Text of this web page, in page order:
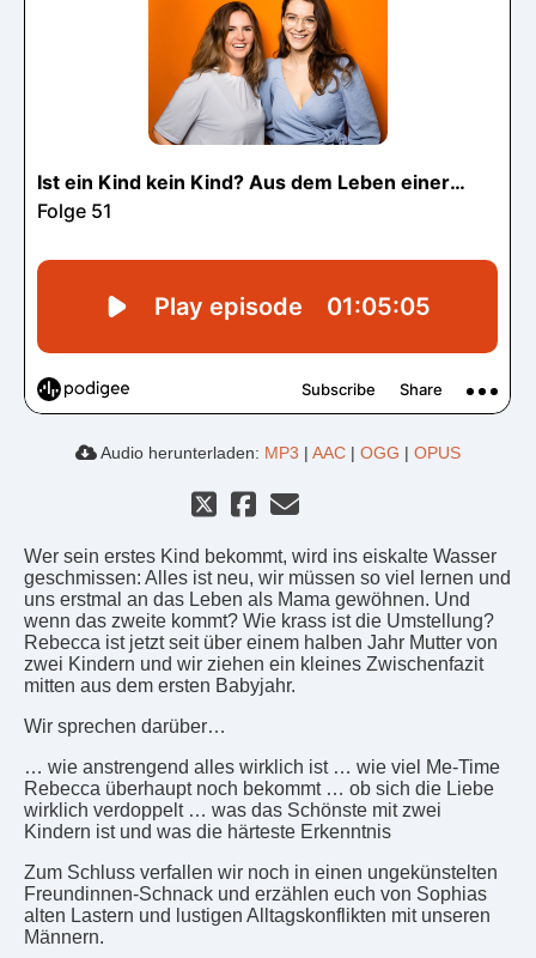
Audio herunterladen: MP3 | AAC | OGG | OPUS
Wer sein erstes Kind bekommt, wird ins eiskalte Wasser
geschmissen: Alles ist neu, wir müssen so viel lernen und
uns erstmal an das Leben als Mama gewöhnen. Und
wenn das zweite kommt? Wie krass ist die Umstellung?
Rebecca ist jetzt seit über einem halben Jahr Mutter von
zwei Kindern und wir ziehen ein kleines Zwischenfazit
mitten aus dem ersten Babyjahr.
Wir sprechen darüber…
… wie anstrengend alles wirklich ist … wie viel Me-Time
Rebecca überhaupt noch bekommt … ob sich die Liebe
wirklich verdoppelt … was das Schönste mit zwei
Kindern ist und was die härteste Erkenntnis
Zum Schluss verfallen wir noch in einen ungekünstelten
Freundinnen-Schnack und erzählen euch von Sophias
alten Lastern und lustigen Alltagskonflikten mit unseren
Männern.